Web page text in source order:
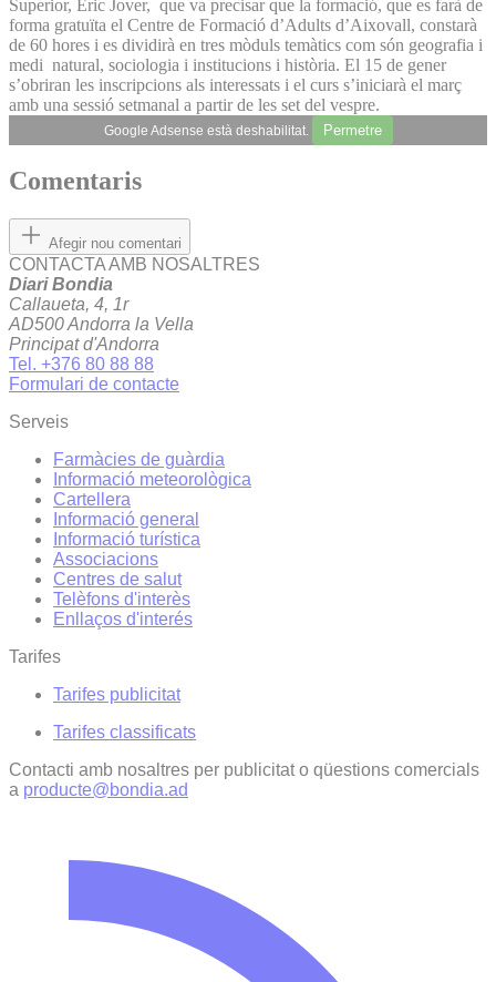
Superior, Eric Jover, que va precisar que la formació, que es farà de
forma gratuïta el Centre de Formació d’Adults d’Aixovall, constarà
de 60 hores i es dividirà en tres mòduls temàtics com són geografia i
medi natural, sociologia i institucions i història. El 15 de gener
s’obriran les inscripcions als interessats i el curs s’iniciarà el març
amb una sessió setmanal a partir de les set del vespre.
Google Adsense està deshabilitat. Permetre
Comentaris
Afegir nou comentari
CONTACTA AMB NOSALTRES
Diari Bondia
Callaueta, 4, 1r
AD500 Andorra la Vella
Principat d'Andorra
Tel. +376 80 88 88
Formulari de contacte
Serveis
Farmàcies de guàrdia
Informació meteorològica
Cartellera
Informació general
Informació turística
Associacions
Centres de salut
Telèfons d'interès
Enllaços d'interés
Tarifes
Tarifes publicitat
Tarifes classificats
Contacti amb nosaltres per publicitat o qüestions comercials
a producte@bondia.ad